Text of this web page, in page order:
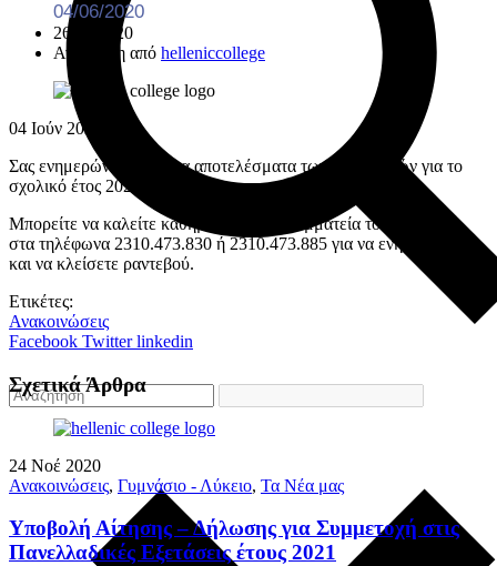
04/06/2020
26/08/2020
Ανάρτηση από helleniccollege
04 Ιούν 2020
Σας ενημερώνουμε ότι τα αποτελέσματα των υποτροφιών για το
σχολικό έτος 2020-2021 έχουν ανακοινωθεί.
Μπορείτε να καλείτε καθημερινά στη γραμματεία του σχολείου
στα τηλέφωνα 2310.473.830 ή 2310.473.885 για να ενημερωθείτε
και να κλείσετε ραντεβού.
Ετικέτες:
Ανακοινώσεις
Facebook Twitter linkedin
Σχετικά Άρθρα
24 Νοέ 2020
Ανακοινώσεις, Γυμνάσιο - Λύκειο, Τα Νέα μας
Υποβολή Αίτησης – Δήλωσης για Συμμετοχή στις
Πανελλαδικές Εξετάσεις έτους 2021